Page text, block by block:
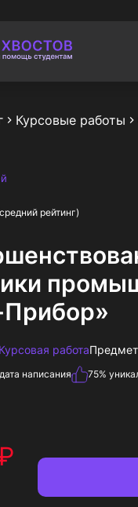
Курсовые работы
рейтинг)
Курсовая работа
дата написания 75%